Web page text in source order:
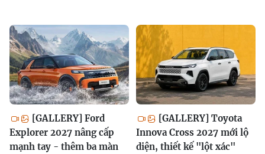
[GALLERY] Ford
Explorer 2027 nâng cấp
mạnh tay - thêm ba màn
[GALLERY] Toyota
Innova Cross 2027 mới lộ
diện, thiết kế "lột xác"